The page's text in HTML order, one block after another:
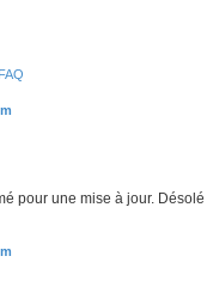
FAQ
pour une mise à jour.